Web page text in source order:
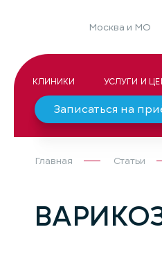
Москва и МО
КЛИНИКИ УСЛУГИ И
Записаться на
Главная Статьи